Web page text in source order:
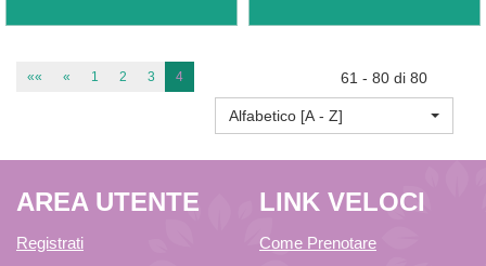
100G AL
INAL
50G AL
«« « 1 2 3 4 61 - 80 di 80
Alfabetico [A - Z]
AREA UTENTE
Registrati
LINK VELOCI
Come Prenotare